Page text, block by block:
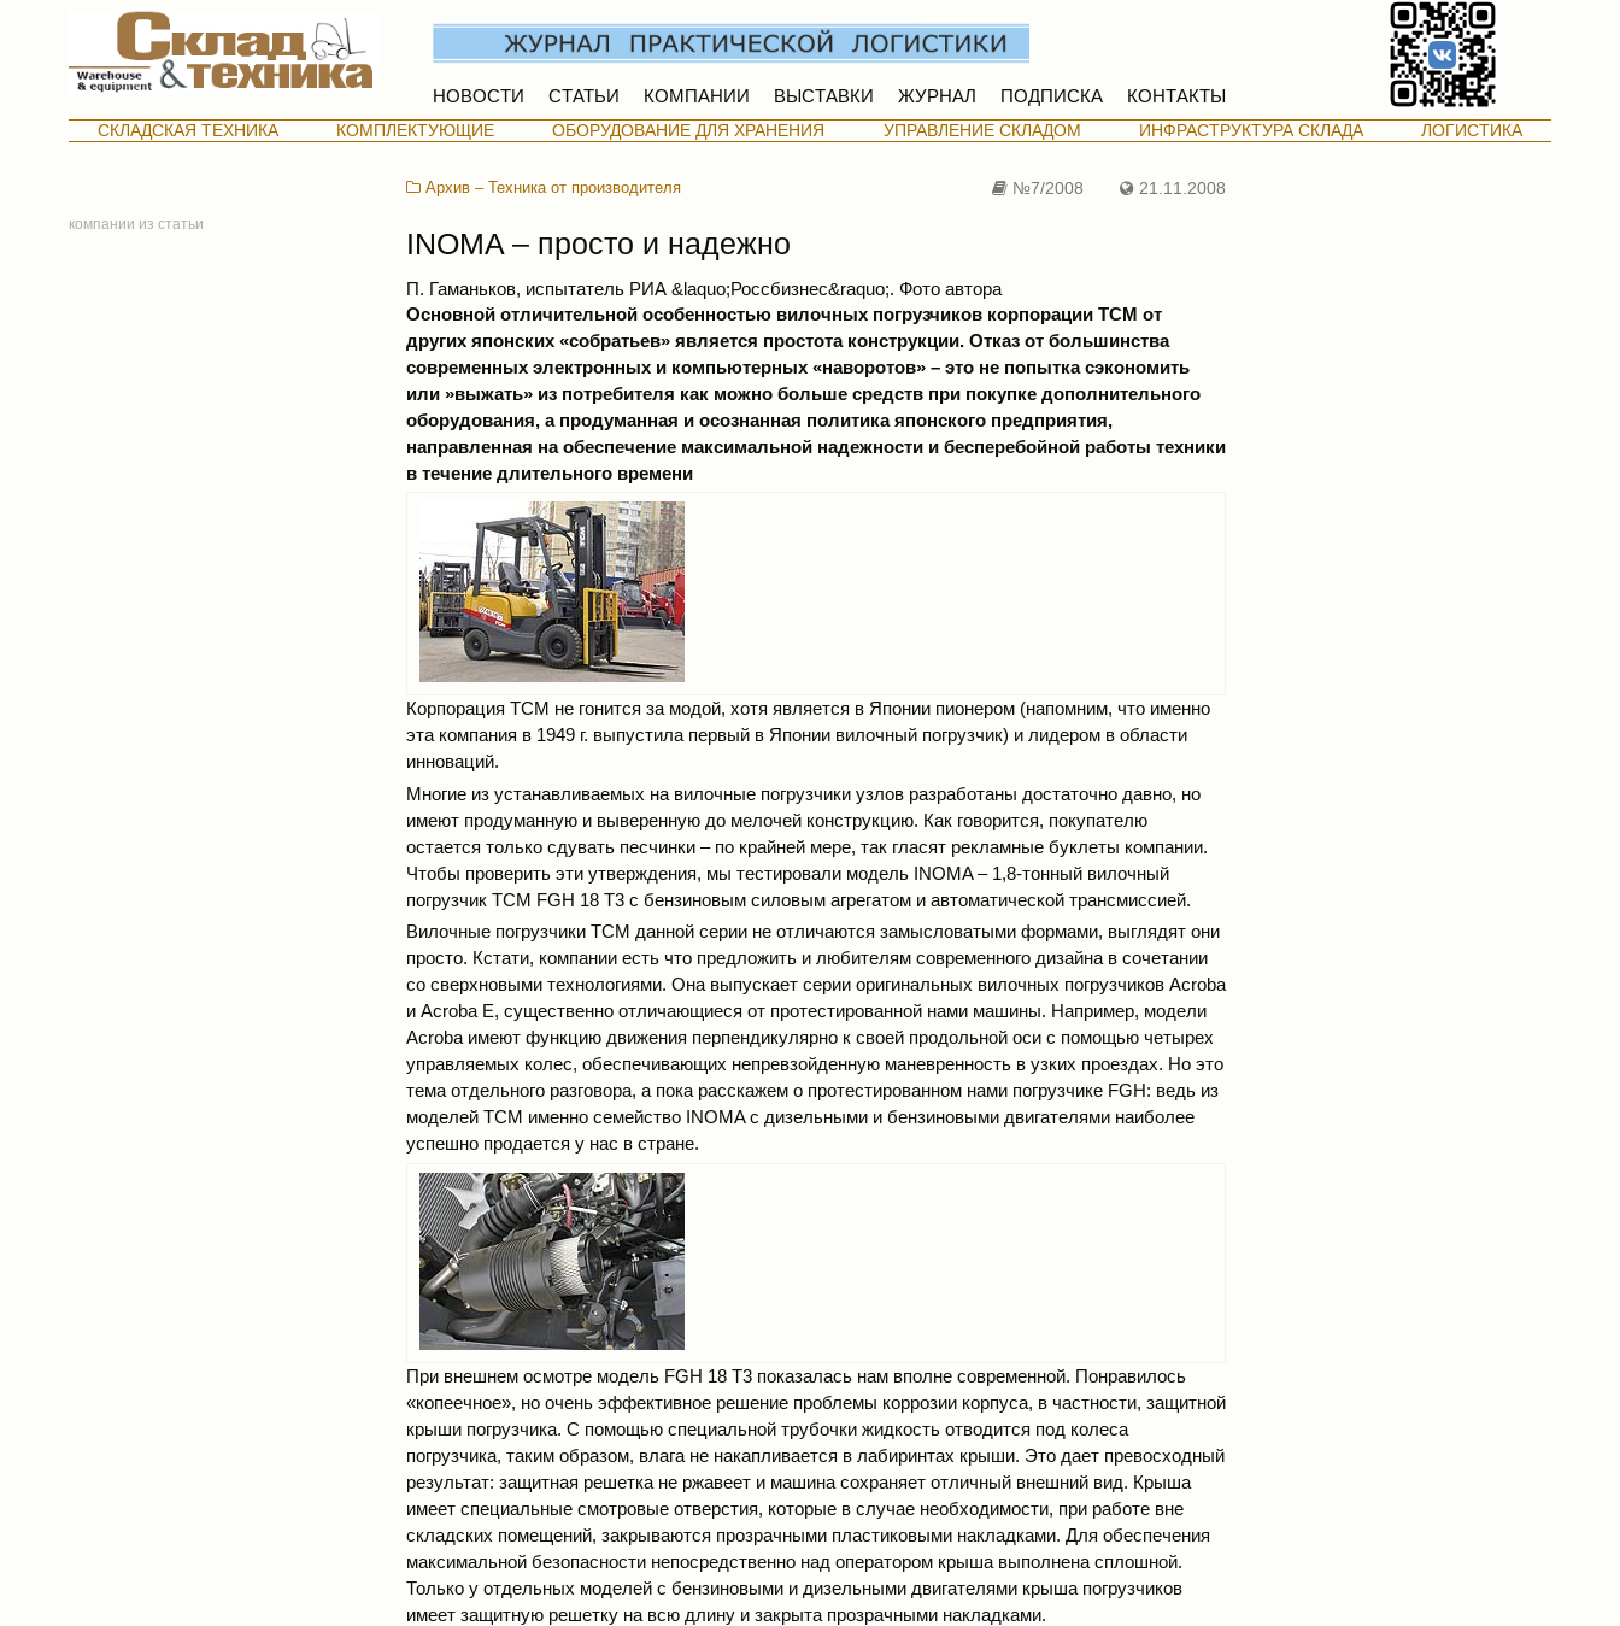
НОВОСТИ СТАТЬИ КОМПАНИИ ВЫСТАВКИ ЖУРНАЛ ПОДПИСКА КОНТАКТЫ
СКЛАДСКАЯ ТЕХНИКА КОМПЛЕКТУЮЩИЕ ОБОРУДОВАНИЕ ДЛЯ ХРАНЕНИЯ УПРАВЛЕНИЕ СКЛАДОМ ИНФРАСТРУКТУРА СКЛАДА ЛОГИСТИКА
компании из статьи
Архив – Техника от производителя №7/2008 21.11.2008
INOMA – просто и надежно
П. Гаманьков, испытатель РИА &laquo;Россбизнес&raquo;. Фото автора
Основной отличительной особенностью вилочных погрузчиков корпорации ТСМ от
других японских «собратьев» является простота конструкции. Отказ от большинства
современных электронных и компьютерных «наворотов» – это не попытка сэкономить
или »выжать» из потребителя как можно больше средств при покупке дополнительного
оборудования, а продуманная и осознанная политика японского предприятия,
направленная на обеспечение максимальной надежности и бесперебойной работы техники
в течение длительного времени
Корпорация ТСМ не гонится за модой, хотя является в Японии пионером (напомним, что именно
эта компания в 1949 г. выпустила первый в Японии вилочный погрузчик) и лидером в области
инноваций.
Многие из устанавливаемых на вилочные погрузчики узлов разработаны достаточно давно, но
имеют продуманную и выверенную до мелочей конструкцию. Как говорится, покупателю
остается только сдувать песчинки – по крайней мере, так гласят рекламные буклеты компании.
Чтобы проверить эти утверждения, мы тестировали модель INOMA – 1,8-тонный вилочный
погрузчик ТСМ FGH 18 Т3 с бензиновым силовым агрегатом и автоматической трансмиссией.
Вилочные погрузчики ТСМ данной серии не отличаются замысловатыми формами, выглядят они
просто. Кстати, компании есть что предложить и любителям современного дизайна в сочетании
со сверхновыми технологиями. Она выпускает серии оригинальных вилочных погрузчиков Acroba
и Acroba E, существенно отличающиеся от протестированной нами машины. Например, модели
Acroba имеют функцию движения перпендикулярно к своей продольной оси с помощью четырех
управляемых колес, обеспечивающих непревзойденную маневренность в узких проездах. Но это
тема отдельного разговора, а пока расскажем о протестированном нами погрузчике FGH: ведь из
моделей ТСМ именно семейство INOMA с дизельными и бензиновыми двигателями наиболее
успешно продается у нас в стране.
При внешнем осмотре модель FGH 18 Т3 показалась нам вполне современной. Понравилось
«копеечное», но очень эффективное решение проблемы коррозии корпуса, в частности, защитной
крыши погрузчика. С помощью специальной трубочки жидкость отводится под колеса
погрузчика, таким образом, влага не накапливается в лабиринтах крыши. Это дает превосходный
результат: защитная решетка не ржавеет и машина сохраняет отличный внешний вид. Крыша
имеет специальные смотровые отверстия, которые в случае необходимости, при работе вне
складских помещений, закрываются прозрачными пластиковыми накладками. Для обеспечения
максимальной безопасности непосредственно над оператором крыша выполнена сплошной.
Только у отдельных моделей с бензиновыми и дизельными двигателями крыша погрузчиков
имеет защитную решетку на всю длину и закрыта прозрачными накладками.